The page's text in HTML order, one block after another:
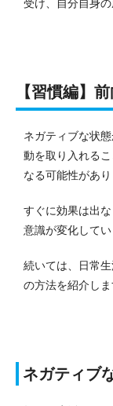
受け、自分自身
【習慣編】
ネガティブな状
動を取り入れる
なる可能性があり
すぐに効果は出
意識が変化してい
続いては、日常
の方法を紹介しま
ネガティブ